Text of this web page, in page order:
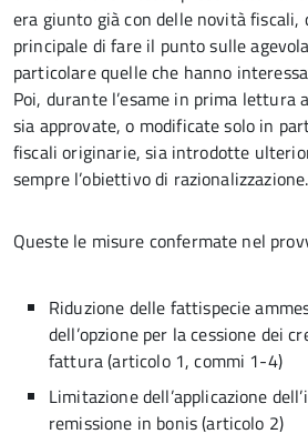
era giunto già con delle novità fiscali,
principale di fare il punto sulle
particolare quelle che hanno
Poi, durante l’esame in prima lettura
sia approvate, o modificate solo in
fiscali originarie, sia introdotte
sempre l’obiettivo di razionalizzazione.
Queste le misure confermate nel
Riduzione delle fattispecie
dell’opzione per la cessione dei
fattura (articolo 1, commi 1-4)
Limitazione dell’applicazione
remissione in bonis (articolo 2)